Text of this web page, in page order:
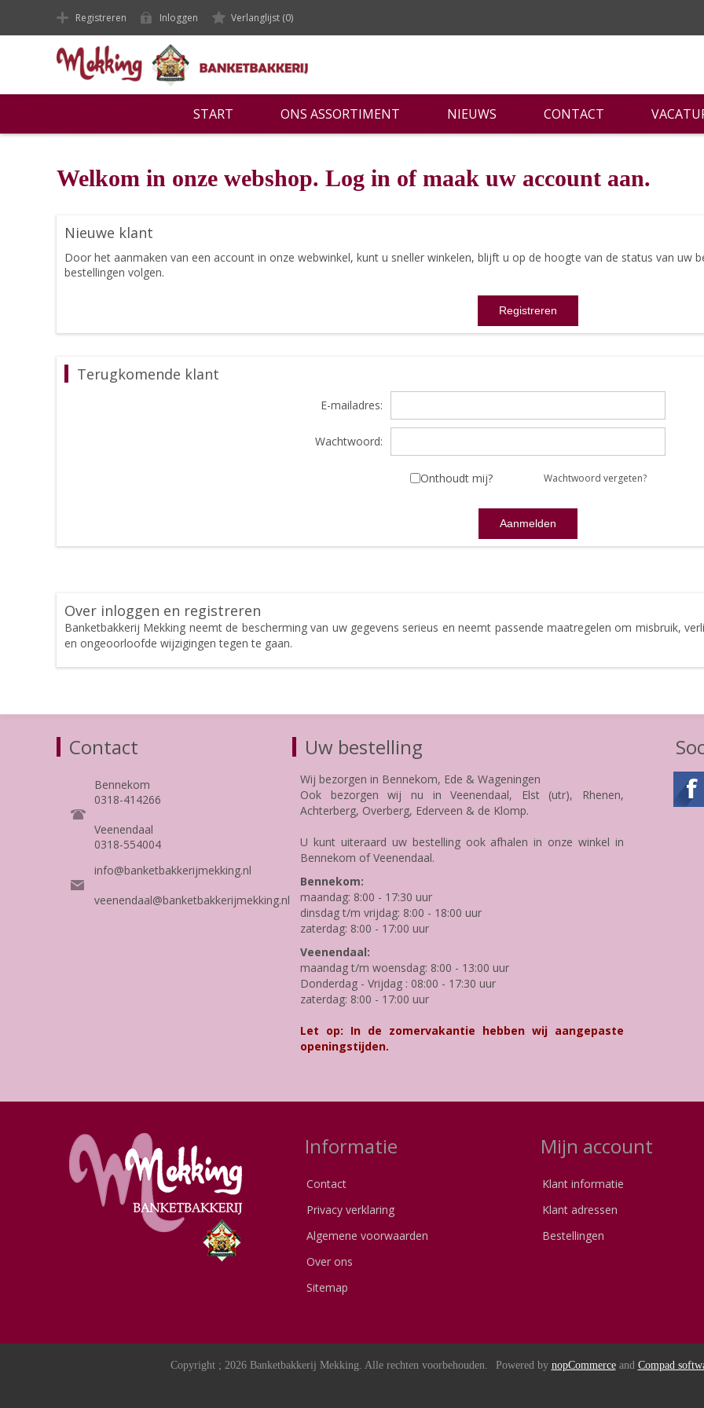
Registreren Inloggen Verlanglijst (0)
START ONS ASSORTIMENT NIEUWS CONTACT
Welkom in onze webshop. Log in of maak uw account aan.
Nieuwe klant
Door het aanmaken van een account in onze webwinkel, kunt u sneller winkelen, blijft u op de hoogte van de status van uw
bestellingen volgen.
Terugkomende klant
E-mailadres:
Wachtwoord:
Onthoudt mij? Wachtwoord vergeten?
Over inloggen en registreren
Banketbakkerij Mekking neemt de bescherming van uw gegevens serieus en neemt passende maatregelen om misbruik,
en ongeoorloofde wijzigingen tegen te gaan.
Contact
Bennekom
0318-414266
Veenendaal
0318-554004
info@banketbakkerijmekking.nl
veenendaal@banketbakkerijmekking.nl
Uw bestelling
Wij bezorgen in Bennekom, Ede & Wageningen
Ook bezorgen wij nu in Veenendaal, Elst (utr), Rhenen,
Achterberg, Overberg, Ederveen & de Klomp.
U kunt uiteraard uw bestelling ook afhalen in onze winkel in
Bennekom of Veenendaal.
Bennekom:
maandag: 8:00 - 17:30 uur
dinsdag t/m vrijdag: 8:00 - 18:00 uur
zaterdag: 8:00 - 17:00 uur
Veenendaal:
maandag t/m woensdag: 8:00 - 13:00 uur
Donderdag - Vrijdag : 08:00 - 17:30 uur
zaterdag: 8:00 - 17:00 uur
Let op: In de zomervakantie hebben wij aangepaste
openingstijden.
Informatie
Contact
Privacy verklaring
Algemene voorwaarden
Over ons
Sitemap
Mijn account
Klant informatie
Klant adressen
Bestellingen
Copyright ; 2026 Banketbakkerij Mekking. Alle rechten voorbehouden. Powered by nopCommerceand Compad